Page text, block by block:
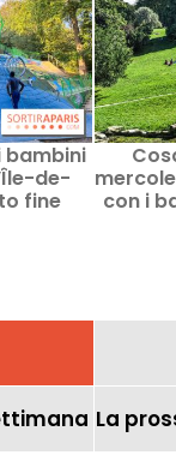
bambini
de-
fine
con i
La